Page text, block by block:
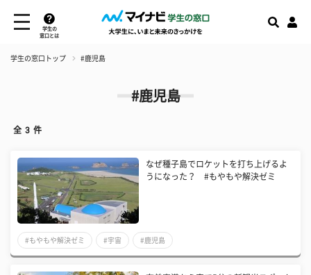
学生の
窓口とは
学生の窓口トップ #鹿児島
#鹿児島
全 3 件
なぜ種子島でロケットを打ち上げるよ
うになった？ #もやもや解決ゼミ
#もやもや解決ゼミ #宇宙 #鹿児島